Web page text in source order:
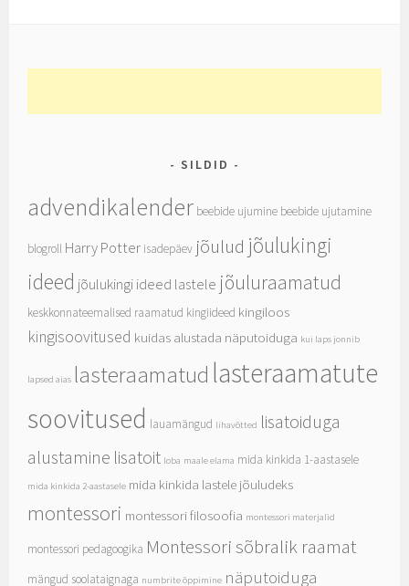
SILDID
advendikalender beebide ujumine beebide ujutamine
blogroll Harry Potter isadepäev jõulud jõulukingi
ideed jõulukingi ideed lastele jõuluraamatud
keskkonnateemalised raamatud kingiideed kingiloos
kingisoovitused kuidas alustada näputoiduga kui laps jonnib
lapsed aias lasteraamatud lasteraamatute
soovitused lauamängud lihavõtted lisatoiduga
alustamine lisatoit loba maale elama mida kinkida 1-aastasele
mida kinkida 2-aastasele mida kinkida lastele jõuludeks
montessori montessori filosoofia montessori materjalid
montessori pedagoogika Montessori sõbralik raamat
mängud soolataignaga numbrite õppimine näputoiduga